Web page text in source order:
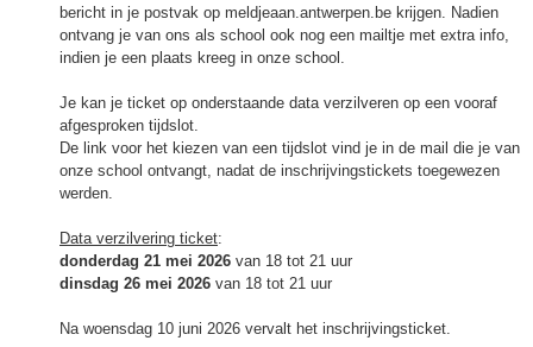
bericht in je postvak op meldjeaan.antwerpen.be krijgen. Nadien
ontvang je van ons als school ook nog een mailtje met extra info,
indien je een plaats kreeg in onze school.
Je kan je ticket op onderstaande data verzilveren op een vooraf
afgesproken tijdslot.
De link voor het kiezen van een tijdslot vind je in de mail die je van
onze school ontvangt, nadat de inschrijvingstickets toegewezen
werden.
Data verzilvering ticket:
donderdag 21 mei 2026 van 18 tot 21 uur
dinsdag 26 mei 2026 van 18 tot 21 uur
Na woensdag 10 juni 2026 vervalt het inschrijvingsticket.